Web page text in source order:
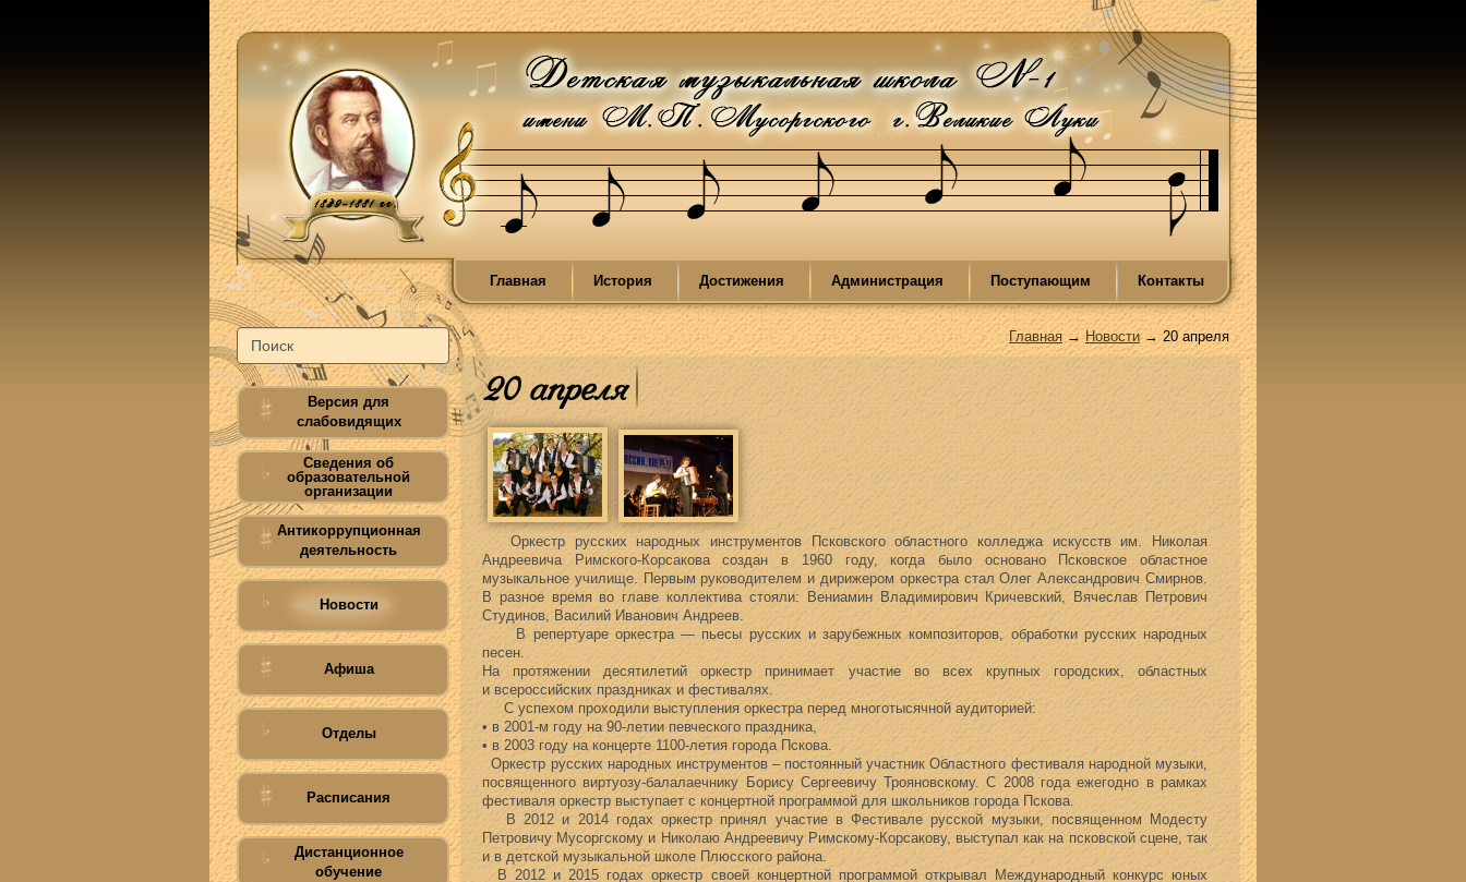
Главная История Достижения Администрация Поступающим Контакты
Версия для
слабовидящих
Сведения об
образовательной
организации
Антикоррупционная
деятельность
Новости
Афиша
Отделы
Расписания
Дистанционное
обучение
Главная → Новости→ 20 апреля
20 апреля
Оркестр русских народных инструментов Псковского областного колледжа искусств им. Николая
Андреевича Римского-Корсакова создан в 1960 году, когда было основано Псковское областное
музыкальное училище. Первым руководителем и дирижером оркестра стал Олег Александрович Смирнов.
В разное время во главе коллектива стояли: Вениамин Владимирович Кричевский, Вячеслав Петрович
Студинов, Василий Иванович Андреев.
В репертуаре оркестра — пьесы русских и зарубежных композиторов, обработки русских народных
песен.
На протяжении десятилетий оркестр принимает участие во всех крупных городских, областных
и всероссийских праздниках и фестивалях.
С успехом проходили выступления оркестра перед многотысячной аудиторией:
• в 2001-м году на 90-летии певческого праздника,
• в 2003 году на концерте 1100-летия города Пскова.
Оркестр русских народных инструментов – постоянный участник Областного фестиваля народной музыки,
посвященного виртуозу-балалаечнику Борису Сергеевичу Трояновскому. С 2008 года ежегодно в рамках
фестиваля оркестр выступает с концертной программой для школьников города Пскова.
В 2012 и 2014 годах оркестр принял участие в Фестивале русской музыки, посвященном Модесту
Петровичу Мусоргскому и Николаю Андреевичу Римскому-Корсакову, выступал как на псковской сцене, так
и в детской музыкальной школе Плюсского района.
В 2012 и 2015 годах оркестр своей концертной программой открывал Международный конкурс юных